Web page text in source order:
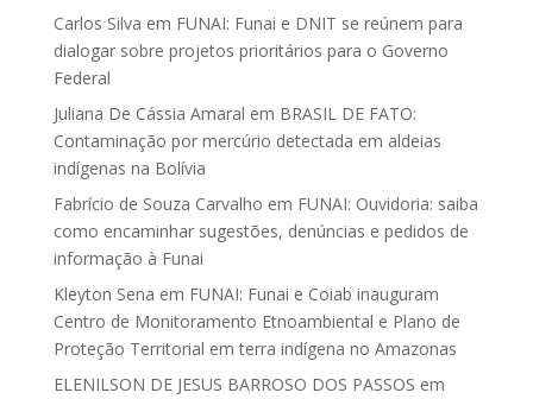
Carlos Silva em FUNAI: Funai e DNIT se reúnem para
dialogar sobre projetos prioritários para o Governo
Federal
Juliana De Cássia Amaral em BRASIL DE FATO:
Contaminação por mercúrio detectada em aldeias
indígenas na Bolívia
Fabrício de Souza Carvalho em FUNAI: Ouvidoria: saiba
como encaminhar sugestões, denúncias e pedidos de
informação à Funai
Kleyton Sena em FUNAI: Funai e Coiab inauguram
Centro de Monitoramento Etnoambiental e Plano de
Proteção Territorial em terra indígena no Amazonas
ELENILSON DE JESUS BARROSO DOS PASSOS em